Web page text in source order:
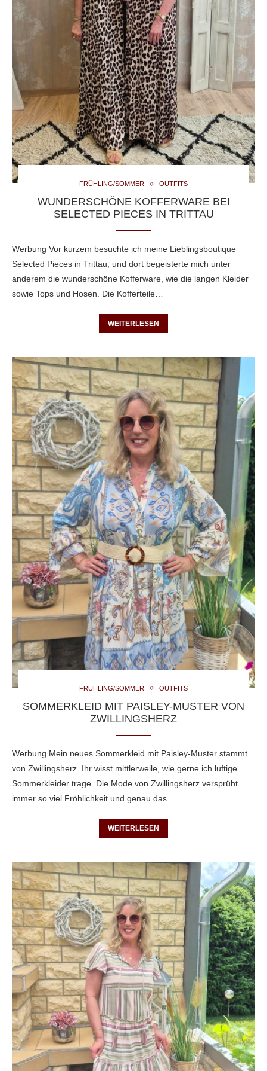
FRÜHLING/SOMMER OUTFITS
WUNDERSCHÖNE KOFFERWARE BEI
SELECTED PIECES IN TRITTAU
Werbung Vor kurzem besuchte ich meine Lieblingsboutique
Selected Pieces in Trittau, und dort begeisterte mich unter
anderem die wunderschöne Kofferware, wie die langen Kleider
sowie Tops und Hosen. Die Kofferteile…
WEITERLESEN
FRÜHLING/SOMMER OUTFITS
SOMMERKLEID MIT PAISLEY-MUSTER VON
ZWILLINGSHERZ
Werbung Mein neues Sommerkleid mit Paisley-Muster stammt
von Zwillingsherz. Ihr wisst mittlerweile, wie gerne ich luftige
Sommerkleider trage. Die Mode von Zwillingsherz versprüht
immer so viel Fröhlichkeit und genau das…
WEITERLESEN